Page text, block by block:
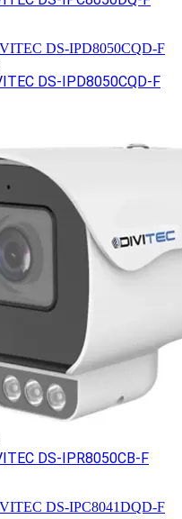
DS-IPD8050CQD-F
DS-IPR8050CB-F